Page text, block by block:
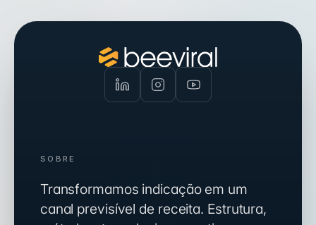
SOBRE
Transformamos indicação em um
canal previsível de receita. Estrutura,